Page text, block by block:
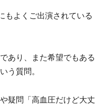
もよくご出演されている
あり、また希望でもある
う質問。
疑問「高血圧だけど大丈